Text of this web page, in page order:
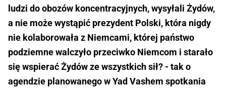
ludzi do obozów koncentracyjnych, wysyłali Żydów,
a nie może wystąpić prezydent Polski, która nigdy
nie kolaborowała z Niemcami, której państwo
podziemne walczyło przeciwko Niemcom i starało
się wspierać Żydów ze wszystkich sił? - tak o
agendzie planowanego w Yad Vashem spotkania